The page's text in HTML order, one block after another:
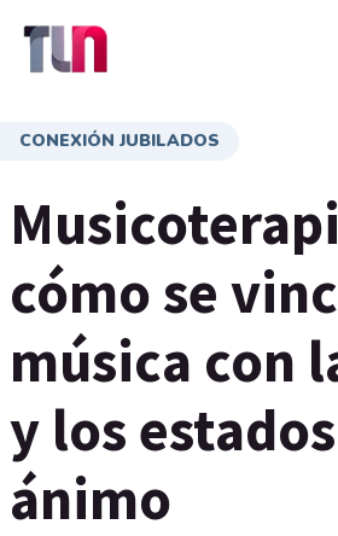
CONEXIÓN JUBILADOS
cómo se
música con
y los
ánimo